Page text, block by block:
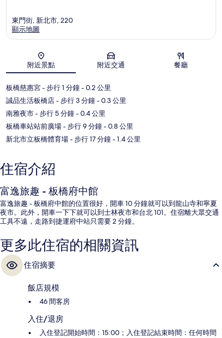
地圖
東門街, 新北市, 220
顯示地圖
附近景點 附近交通 餐廳
板橋慈惠宮- 步行 1 分鐘- 0.2 公里
誠品生活板橋店- 步行 3 分鐘- 0.3 公里
南雅夜市- 步行 5 分鐘- 0.4 公里
板橋車站站前廣場- 步行 9 分鐘- 0.8 公里
新北市立板橋體育場- 步行 17 分鐘- 1.4 公里
住宿介紹
富逸旅趣 - 板橋府中館
富逸旅趣 - 板橋府中館的位置很好，開車 10 分鐘就可以到龍山寺和寧夏
夜市。此外，開車一下下就可以到士林夜市和台北 101。住宿離大眾交通
工具不遠，走路到捷運府中站只需要 2 分鐘。
更多此住宿的相關資訊
住宿摘要
飯店規模
46 間客房
入住/退房
入住登記開始時間：15:00；入住登記結束時間：任何時間